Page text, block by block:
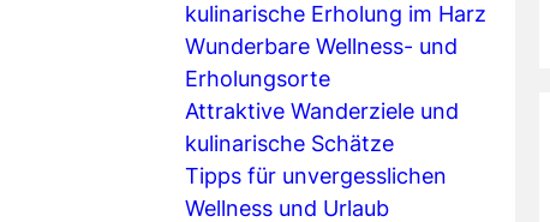
kulinarische Erholung im Harz
Wunderbare Wellness- und
Erholungsorte
Attraktive Wanderziele und
kulinarische Schätze
Tipps für unvergesslichen
Wellness und Urlaub